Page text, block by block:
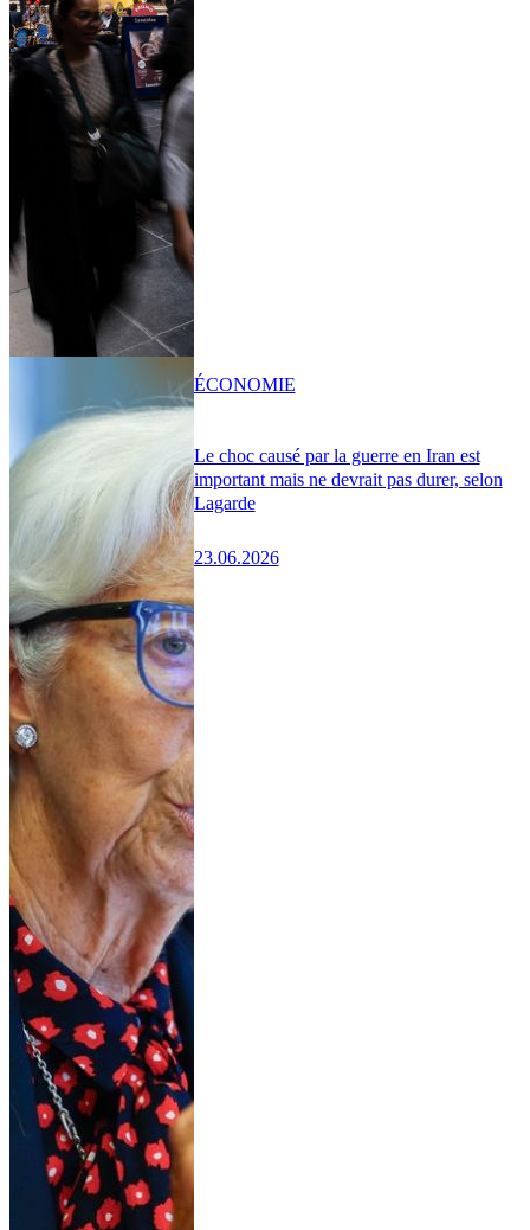
Le choc causé par la guerre en Iran est
important mais ne devrait pas durer, selon
Lagarde
23.06.2026
ÉCONOMIE